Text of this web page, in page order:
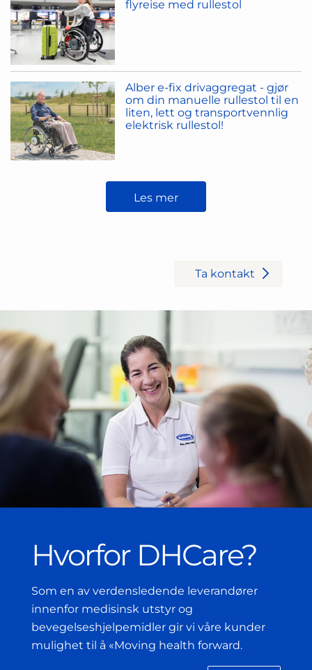
flyreise med rullestol
Alber e-fix drivaggregat - gjør
om din manuelle rullestol til en
liten, lett og transportvennlig
elektrisk rullestol!
Les mer
Ta kontakt
Hvorfor DHCare?
Som en av verdensledende leverandører
innenfor medisinsk utstyr og
bevegelseshjelpemidler gir vi våre kunder
mulighet til å «Moving health forward.